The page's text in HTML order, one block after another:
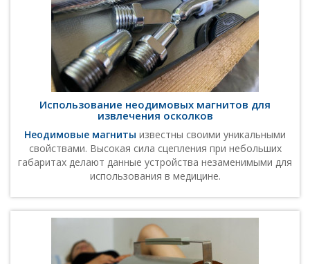
Использование неодимовых магнитов для
извлечения осколков
Неодимовые магниты известны своими уникальными
свойствами. Высокая сила сцепления при небольших
габаритах делают данные устройства незаменимыми для
использования в медицине.